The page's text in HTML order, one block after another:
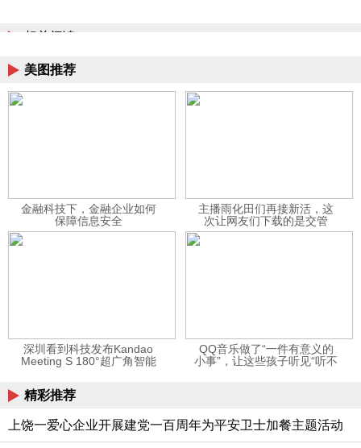
相关阅读
美图推荐
金融科技下，金融企业如何
保障信息安全
主播雨化田们再接新活，这
次让网友们下载的是交管
12123APP
深圳看到科技发布Kandao
Meeting S 180°超广角智能
QQ音乐做了“一件有意义的
小事”，让这些孩子听见“听不
精彩推荐
上饶一爱心企业开展建党一百周年为平安卫士加餐主题活动